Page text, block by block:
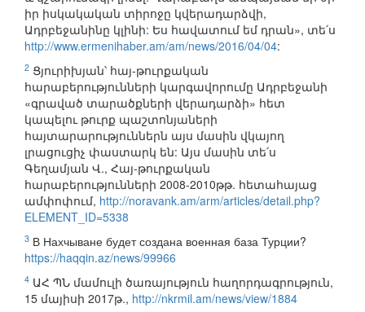
իր իսկակական տիրոջը կվերադարձվի,
Ադրբեջանինը կլինի: Ես հավատում եմ դրան», տե՛ս
http://www.ermenihaber.am/am/news/2016/04/04:
2 Ցյուրիխյան՝ հայ-թուրքական
հարաբերությունների կարգավորումը Ադրբեջանի
«գրաված տարածքների վերադարձի» հետ
կապելու թուրք պաշտոնյաների
հայտարարություններն այս մասին վկայող
լրացուցիչ փաստարկ են: Այս մասին տե՛ս
Գեղամյան Վ., Հայ-թուրքական
հարաբերությունների 2008-2010թթ. հետահայաց
ամփոփում, http://noravank.am/arm/articles/detail.php?
ELEMENT_ID=5338
3 В Нахчыване будет создана военная база Турции?
https://haqqin.az/news/99966
4 ԱՀ ՊՆ մամուլի ծառայություն հաղորդագրություն,
15 մայիսի 2017թ., http://nkrmil.am/news/view/1884